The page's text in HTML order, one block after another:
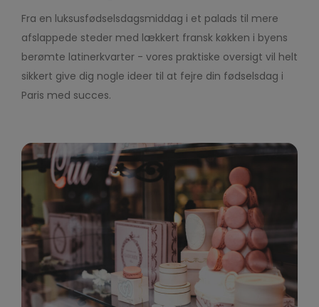
Fra en luksusfødselsdagsmiddag i et palads til mere
afslappede steder med lækkert fransk køkken i byens
berømte latinerkvarter - vores praktiske oversigt vil helt
sikkert give dig nogle ideer til at fejre din fødselsdag i
Paris med succes.